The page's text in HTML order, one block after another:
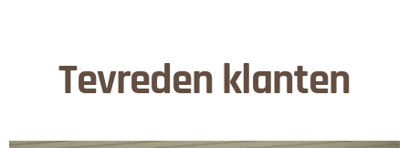
Tevreden klanten